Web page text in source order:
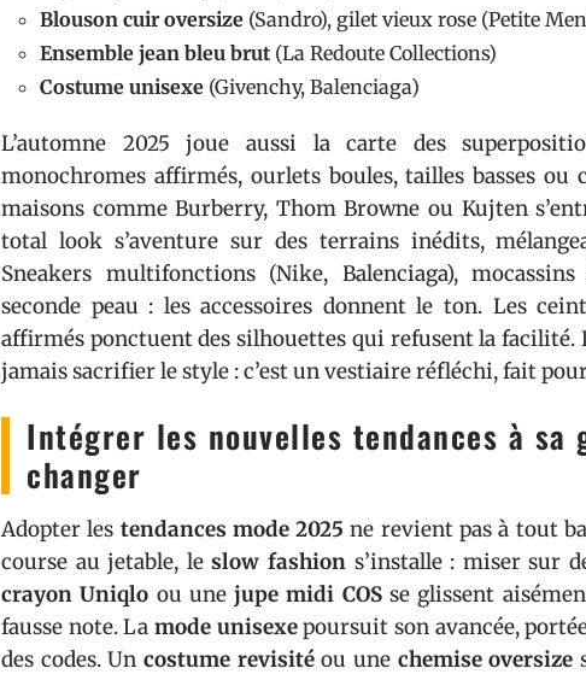
Blouson cuir oversize (Sandro), gilet vieux rose (Petite
Ensemble jean bleu brut (La Redoute Collections)
Costume unisexe (Givenchy, Balenciaga)
L’automne 2025 joue aussi la carte des
monochromes affirmés, ourlets boules, tailles basses
maisons comme Burberry, Thom Browne ou Kujten
total look s’aventure sur des terrains inédits,
Sneakers multifonctions (Nike, Balenciaga),
seconde peau : les accessoires donnent le ton. Les
affirmés ponctuent des silhouettes qui refusent la facilité.
jamais sacrifier le style : c’est un vestiaire réfléchi, fait
Intégrer les nouvelles tendances à sa
changer
Adopter les tendances mode 2025 ne revient pas à tout
course au jetable, leslow fashions’installe : miser sur
crayon Uniqlo ou unejupe midi COSse glissent
fausse note. La mode unisexepoursuit son avancée,
des codes. Un costume revisitéou une chemise oversize